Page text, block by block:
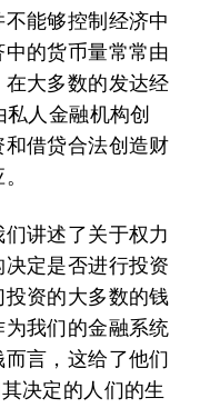
能够控制经济中
的货币量常常由
大多数的发达经
人金融机构创
借贷合法创造财
讲述了关于权力
定是否进行投资
资的大多数的钱
我们的金融系统
言，这给了他们
决定的人们的生